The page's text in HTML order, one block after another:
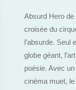
Absurd Hero
croisée du
l’absurde.
globe géant,
poésie. Avec
cinéma muet,